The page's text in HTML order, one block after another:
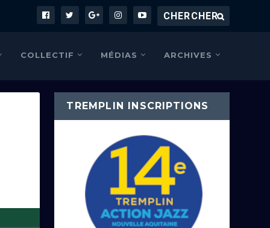
COLLECTIF MÉDIAS ARCHIVES
TREMPLIN INSCRIPTIONS